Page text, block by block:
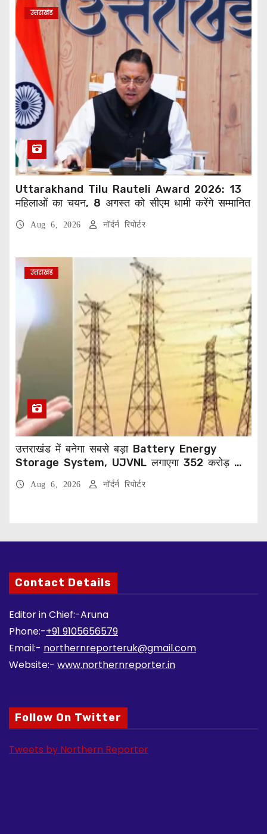
उत्तराखंड
Uttarakhand Tilu Rauteli Award 2026: 13
महिलाओं का चयन, 8 अगस्त को सीएम धामी करेंगे सम्मानित
Aug 6, 2026 नॉर्दर्न रिपोर्टर
उत्तराखंड
उत्तराखंड में बनेगा सबसे बड़ा Battery Energy
Storage System, UJVNL लगाएगा 352 करोड़ का
Aug 6, 2026 नॉर्दर्न रिपोर्टर
Contact Details
Editor in Chief:-Aruna
Phone:-+91 9105656579
Email:- northernreporteruk@gmail.com
Website:- www.northernreporter.in
Follow On Twitter
Tweets by Northern Reporter